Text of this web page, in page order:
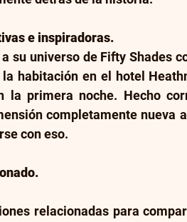
e inspiradoras.
su universo de Fifty Shades
habitación en el hotel
la primera noche. Hecho
completamente nueva
con eso.
relacionadas para